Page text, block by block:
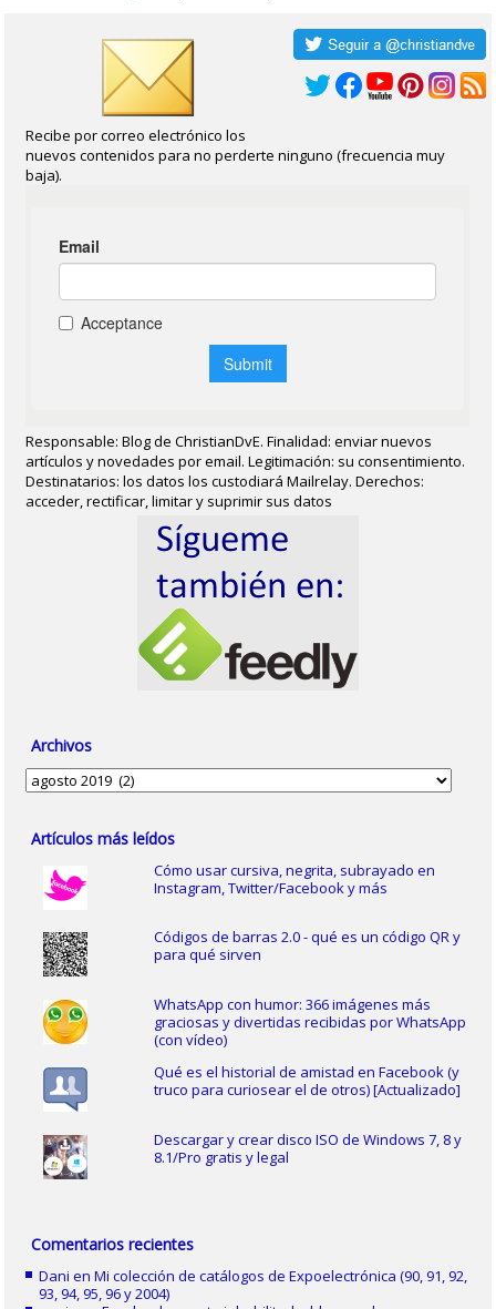
Recibe por correo electrónico los
nuevos contenidos para no perderte ninguno (frecuencia muy
baja).
Responsable: Blog de ChristianDvE. Finalidad: enviar nuevos
artículos y novedades por email. Legitimación: su consentimiento.
Destinatarios: los datos los custodiará Mailrelay. Derechos:
acceder, rectificar, limitar y suprimir sus datos
Archivos
Archivos
Artículos más leídos
Cómo usar cursiva, negrita, subrayado en
Instagram, Twitter/Facebook y más
Códigos de barras 2.0 - qué es un código QR y
para qué sirven
WhatsApp con humor: 366 imágenes más
graciosas y divertidas recibidas por WhatsApp
(con vídeo)
Qué es el historial de amistad en Facebook (y
truco para curiosear el de otros) [Actualizado]
Descargar y crear disco ISO de Windows 7, 8 y
8.1/Pro gratis y legal
Comentarios recientes
Dani enMi colección de catálogos de Expoelectrónica (90, 91, 92,
93, 94, 95, 96 y 2004)